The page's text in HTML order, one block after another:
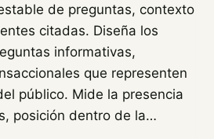
de preguntas, contexto
citadas. Diseña los
informativas,
que representen
público. Mide la presencia
posición dentro de la…